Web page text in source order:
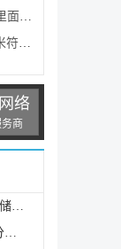
除
方
络
商
计算机存储单位如何换算? 计算机存储单位全解析
Bytes/KB/MB/GB/TB/PB/EB/ZB/YB分别代表什么? 一文看